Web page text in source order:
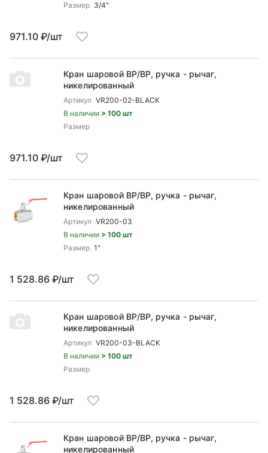
Размер 3/4"
971.10 ₽/шт
Кран шаровой ВP/ВР, ручка - рычаг,
никелированный
Артикул VR200-02-BLACK
В наличии > 100 шт
Размер
971.10 ₽/шт
Кран шаровой ВP/ВР, ручка - рычаг,
никелированный
Артикул VR200-03
В наличии > 100 шт
Размер 1"
1 528.86 ₽/шт
Кран шаровой ВP/ВР, ручка - рычаг,
никелированный
Артикул VR200-03-BLACK
В наличии > 100 шт
Размер
1 528.86 ₽/шт
Кран шаровой ВP/ВР, ручка - рычаг,
никелированный